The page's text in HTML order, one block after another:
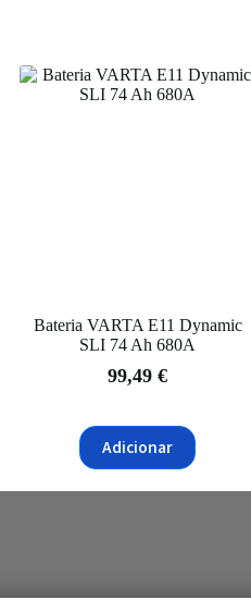
Bateria VARTA E11 Dynamic
SLI 74 Ah 680A
99,49€
Adicionar